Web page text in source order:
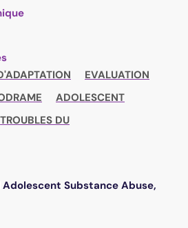
EVALUATION
ADOLESCENT
TROUBLES DU
Substance Abuse,